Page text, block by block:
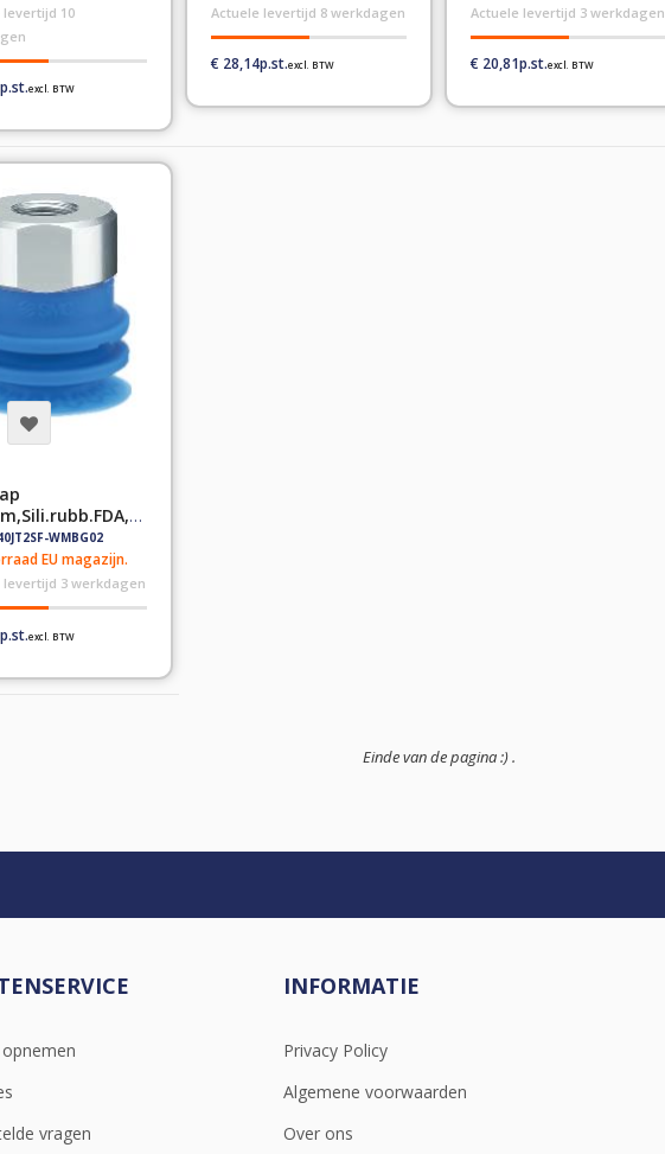
levertijd 10
Actuele levertijd 8 werkdagen
€ 28,14
Actuele levertijd 3 werkdagen
€ 20,81
WMBG02
EU magazijn.
levertijd 3 werkdagen
Einde van de pagina :) .
vragen
INFORMATIE
Privacy Policy
Algemene voorwaarden
Over ons